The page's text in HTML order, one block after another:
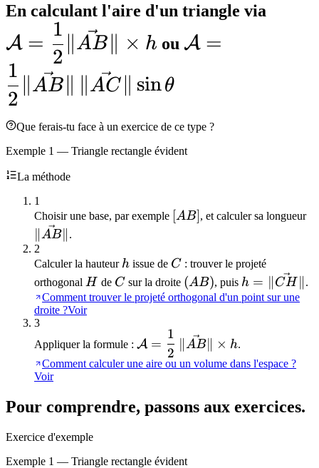
En calculant l'aire d'un triangle via
A =
2
1
AB × h ou
\mathcal{A}
A =
2
1
AB AC sinθ
Que ferais-tu face à un exercice de ce type ?
Exemple 1 — Triangle rectangle évident
La méthode
1
Choisir une base, par exemple [AB]
[A B], et calculer sa longueur
∥ A B∥ .
2
Calculer la hauteur h
h issue de C
C : trouver le projeté
orthogonal H
H de C
C sur la droite (AB)
(A B), puis h =
h = ∥ CH ∥ .
Comment trouver le projeté orthogonal d'un point sur une
droite ?Voir
3
Appliquer la formule :
\mathcal{A} =
\dfrac{1}
{2}\,\|\vec{AB}\|\times
A =
2
1
∥ A B∥ × h.
Comment calculer une aire ou un volume dans l'espace ?
Voir
Pour comprendre, passons aux exercices.
Exercice d'exemple
Exemple 1 — Triangle rectangle évident